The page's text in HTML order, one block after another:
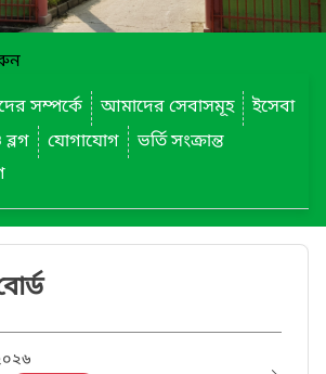
সম্পর্কে আমাদের সেবাসমূহ
ইসেবা
যোগাযোগ
ভর্তি সংক্রান্ত